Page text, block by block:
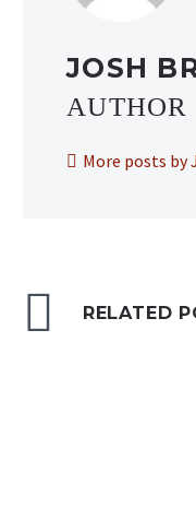
JOSH
AUTHOR
More posts by
RELATED